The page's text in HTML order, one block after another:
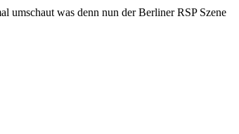
umschaut was denn nun der Berliner RSP Szene